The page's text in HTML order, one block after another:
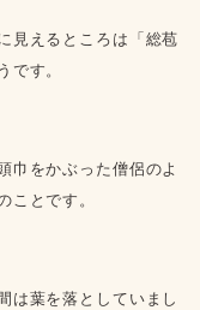
見えるところは「総苞
す。
巾をかぶった僧侶のよ
とです。
は葉を落としていまし